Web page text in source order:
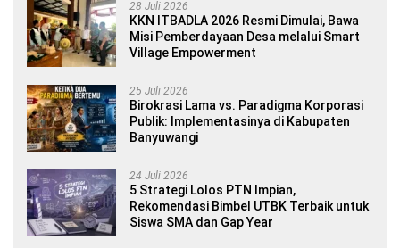
28 Juli 2026
KKN ITBADLA 2026 Resmi Dimulai, Bawa
Misi Pemberdayaan Desa melalui Smart
Village Empowerment
25 Juli 2026
Birokrasi Lama vs. Paradigma Korporasi
Publik: Implementasinya di Kabupaten
Banyuwangi
24 Juli 2026
5 Strategi Lolos PTN Impian,
Rekomendasi Bimbel UTBK Terbaik untuk
Siswa SMA dan Gap Year